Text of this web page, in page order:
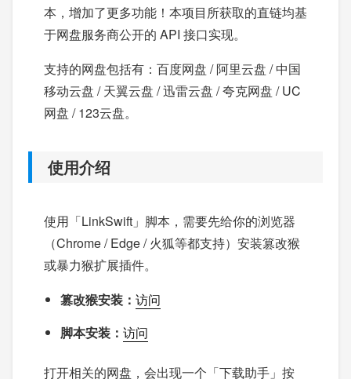
本，增加了更多功能！本项目所获取的直链均基
于网盘服务商公开的 API 接口实现。
支持的网盘包括有：百度网盘 / 阿里云盘 / 中国
移动云盘 / 天翼云盘 / 迅雷云盘 / 夸克网盘 / UC
网盘 / 123云盘。
使用介绍
使用「LinkSwift」脚本，需要先给你的浏览器
（Chrome / Edge / 火狐等都支持）安装篡改猴
或暴力猴扩展插件。
篡改猴安装： 访问
脚本安装： 访问
打开相关的网盘，会出现一个「下载助手」按